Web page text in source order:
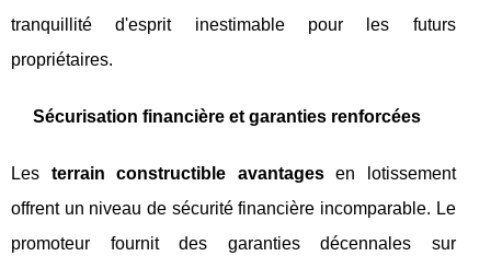
tranquillité d'esprit inestimable pour les futurs
propriétaires.
Sécurisation financière et garanties renforcées
Les terrain constructible avantagesen lotissement
offrent un niveau de sécurité financière incomparable. Le
promoteur fournit des garanties décennales sur